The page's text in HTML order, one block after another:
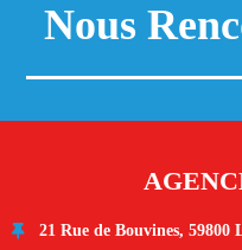
Nous
21 Rue de Bouvines, 59800